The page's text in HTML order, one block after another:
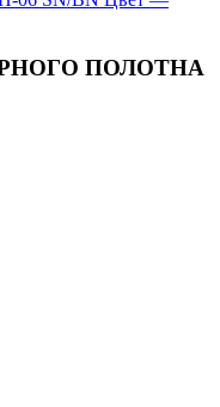
ПОЛОТНА